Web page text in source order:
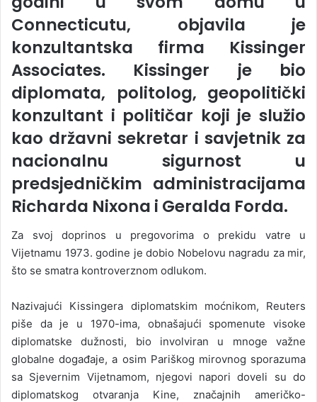
Connecticutu, objavila je
konzultantska firma Kissinger
Associates. Kissinger je bio
diplomata, politolog, geopolitički
konzultant i političar koji je služio
kao državni sekretar i savjetnik za
nacionalnu sigurnost u
predsjedničkim administracijama
Richarda Nixona i Geralda Forda.
Za svoj doprinos u pregovorima o prekidu vatre u
Vijetnamu 1973. godine je dobio Nobelovu nagradu za mir,
što se smatra kontroverznom odlukom.
Nazivajući Kissingera diplomatskim moćnikom, Reuters
piše da je u 1970-ima, obnašajući spomenute visoke
diplomatske dužnosti, bio involviran u mnoge važne
globalne događaje, a osim Pariškog mirovnog sporazuma
sa Sjevernim Vijetnamom, njegovi napori doveli su do
diplomatskog otvaranja Kine, značajnih američko-